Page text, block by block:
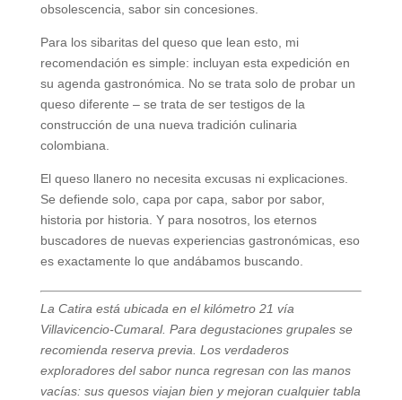
obsolescencia, sabor sin concesiones.
Para los sibaritas del queso que lean esto, mi
recomendación es simple: incluyan esta expedición en
su agenda gastronómica. No se trata solo de probar un
queso diferente – se trata de ser testigos de la
construcción de una nueva tradición culinaria
colombiana.
El queso llanero no necesita excusas ni explicaciones.
Se defiende solo, capa por capa, sabor por sabor,
historia por historia. Y para nosotros, los eternos
buscadores de nuevas experiencias gastronómicas, eso
es exactamente lo que andábamos buscando.
La Catira está ubicada en el kilómetro 21 vía
Villavicencio-Cumaral. Para degustaciones grupales se
recomienda reserva previa. Los verdaderos
exploradores del sabor nunca regresan con las manos
vacías: sus quesos viajan bien y mejoran cualquier tabla